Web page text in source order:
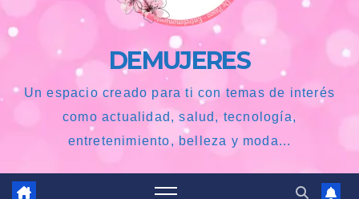
DEMUJERES
Un espacio creado para ti con temas de interés
como actualidad, salud, tecnología,
entretenimiento, belleza y moda...